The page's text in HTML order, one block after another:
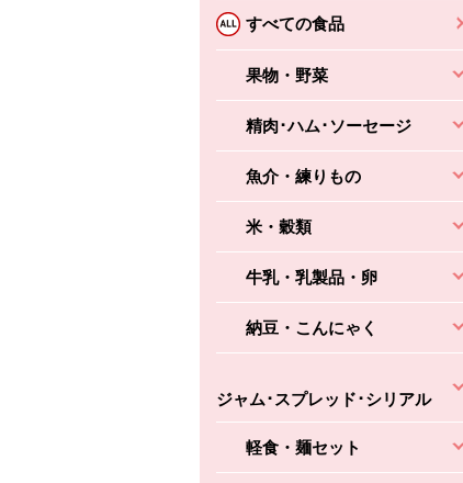
すべての食品
果物・野菜
精肉･ハム･ソーセージ
魚介・練りもの
米・穀類
牛乳・乳製品・卵
納豆・こんにゃく
ジャム･スプレッド･シリアル
軽食・麺セット